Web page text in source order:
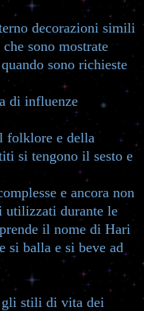
decorazioni simili
sono mostrate
sono richieste
di influenze
folklore e della
si tengono il sesto e
e ancora non
durante le
il nome di Hari
si balla e si beve ad
gli stili di vita dei